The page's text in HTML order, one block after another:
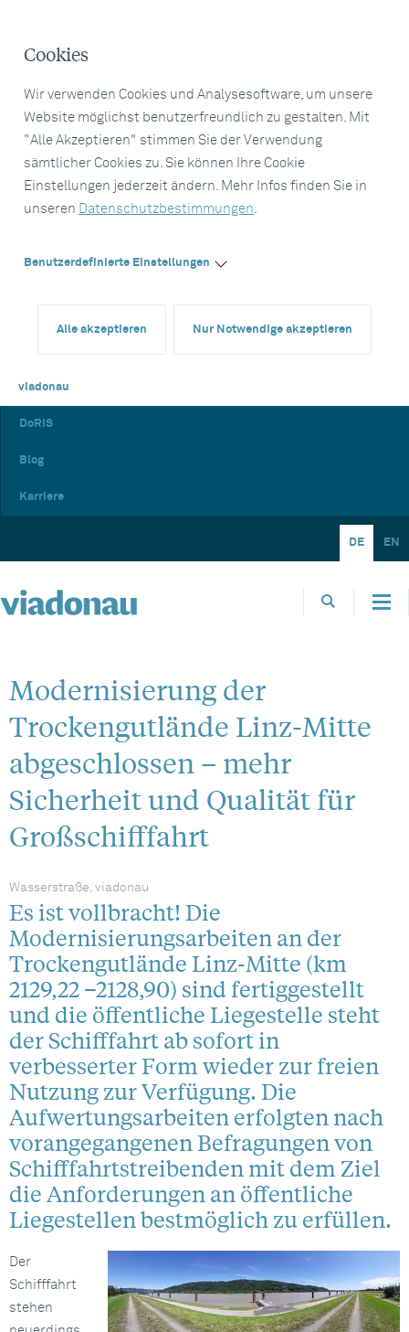
Cookies
Wir verwenden Cookies und Analysesoftware, um unsere
Website möglichst benutzerfreundlich zu gestalten. Mit
"Alle Akzeptieren" stimmen Sie der Verwendung
sämtlicher Cookies zu. Sie können Ihre Cookie
Einstellungen jederzeit ändern. Mehr Infos finden Sie in
unseren Datenschutzbestimmungen.
Benutzerdefinierte Einstellungen
Alle akzeptieren Nur Notwendige akzeptieren
viadonau
DoRIS
Blog
Karriere
DE EN
Modernisierung der
Trockengutlände Linz-Mitte
abgeschlossen – mehr
Sicherheit und Qualität für
Großschifffahrt
Wasserstraße, viadonau
Es ist vollbracht! Die
Modernisierungsarbeiten an der
Trockengutlände Linz-Mitte (km
2129,22 –2128,90) sind fertiggestellt
und die öffentliche Liegestelle steht
der Schifffahrt ab sofort in
verbesserter Form wieder zur freien
Nutzung zur Verfügung. Die
Aufwertungsarbeiten erfolgten nach
vorangegangenen Befragungen von
Schifffahrtstreibenden mit dem Ziel
die Anforderungen an öffentliche
Liegestellen bestmöglich zu erfüllen.
Der
Schifffahrt
stehen